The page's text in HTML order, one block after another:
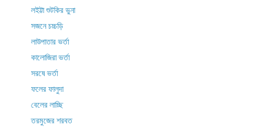
লইট্টা শুটকির ভুনা
সজনে চচ্চড়ি
লাউপাতার ভর্তা
কালোজিরা ভর্তা
সরষে ভর্তা
ফলের ফালুদা
বেলের লাচ্ছি
তরমুজের শরবত